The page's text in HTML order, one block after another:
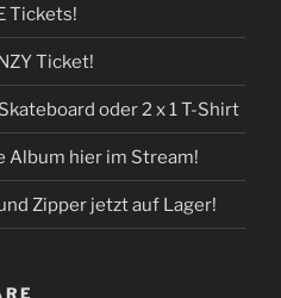
Tickets!
Ticket!
oder 2 x 1 T-Shirt
Album hier im Stream!
Zipper jetzt auf Lager!